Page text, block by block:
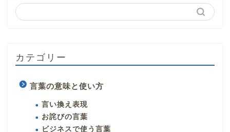
カテゴリー
言葉の意味と使い方
言い換え表現
お詫びの言葉
ビジネスで使う言葉